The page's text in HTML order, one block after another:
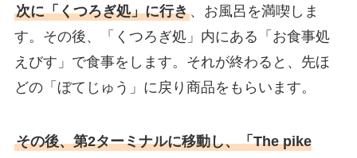
次に「くつろぎ処」に行き、お風呂を満喫しま
す。その後、「くつろぎ処」内にある「お食事処
えびす」で食事をします。それが終わると、先ほ
どの「ぼてじゅう」に戻り商品をもらいます。
その後、第2ターミナルに移動し、「The pike